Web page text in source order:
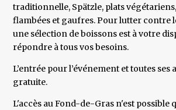
traditionnelle, Spätzle, plats
flambées et gaufres. Pour lutter contre
une sélection de boissons est à votre
répondre à tous vos besoins.
L’entrée pour l’événement et toutes ses
gratuite.
L'accès au Fond-de-Gras n'est possible